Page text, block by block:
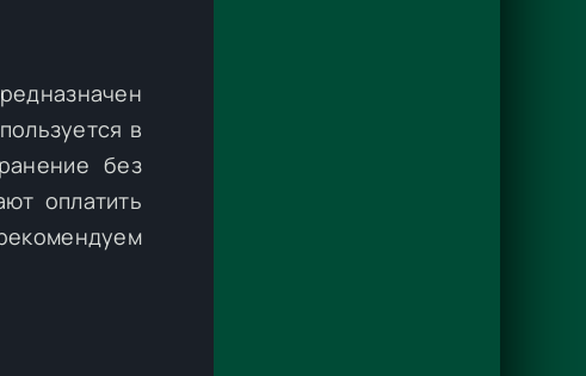
в
без
оплатить